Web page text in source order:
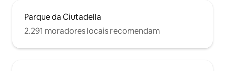
Parque da Ciutadella
2.291 moradores locais recomendam